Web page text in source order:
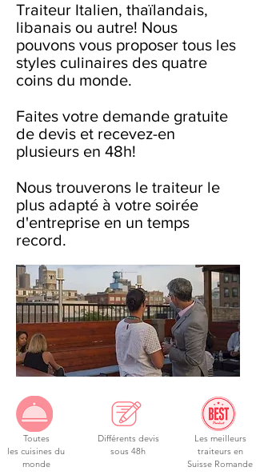
Traiteur Italien, thaïlandais,
libanais ou autre! Nous
pouvons vous proposer tous les
styles culinaires des quatre
coins du monde.
Faites votre demande gratuite
de devis et recevez-en
plusieurs en 48h!
Nous trouverons le traiteur le
plus adapté à votre soirée
d'entreprise en un temps
record.
Toutes
les cuisines du
monde
Différents devis
sous 48h
Les meilleurs
traiteurs en
Suisse Romande